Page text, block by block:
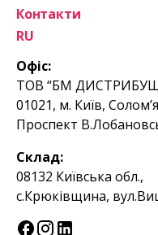
Офіс:
ТОВ “БМ
01021, м. Київ,
Проспект
Склад:
08132 Київська обл.,
с.Крюківщина,
Контакти
RU